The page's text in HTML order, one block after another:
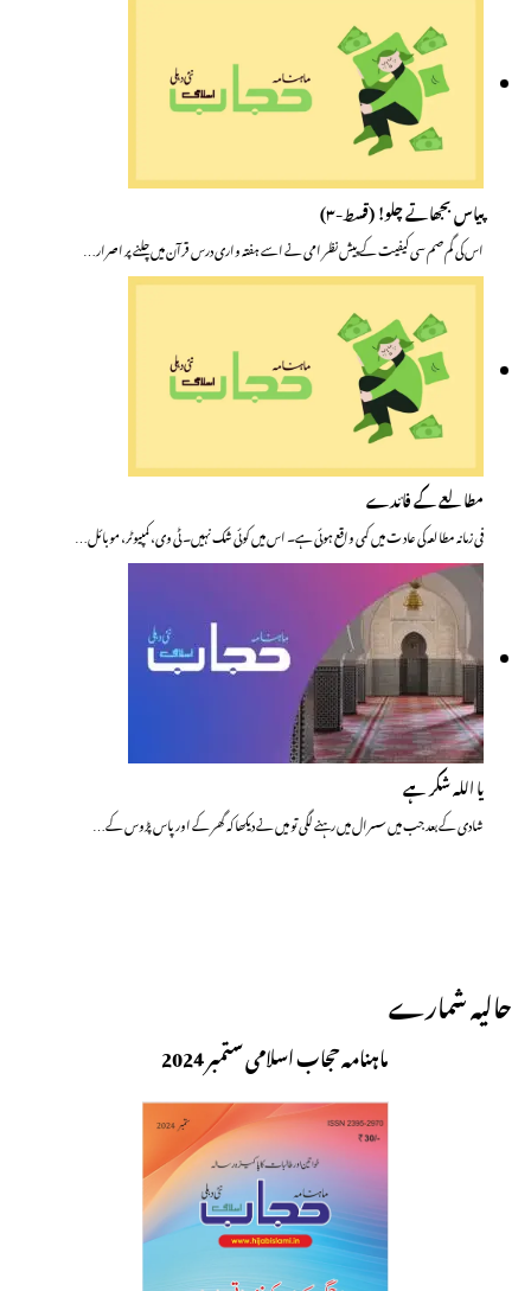
پیاس بجھاتے چلو! (قسط-۳)
اس کی گم صم سی کیفیت کے پیش نظر امی نے اسے ہفتہ واری درس قرآن میں چلنے پر اصرار…
مطالعے کے فائدے
فی زمانہ مطالعہ کی عاد ت میں کمی واقع ہوئی ہے۔ اس میں کوئی شک نہیں۔ ٹی وی، کمپیوٹر، موبائل…
یا اللہ شکر ہے
شادی کے بعد جب میں سسرال میں رہنے لگی تو میں نے دیکھا کہ گھر کے اور پاس پڑوس کے…
حالیہ شمارے
ماہنامہ حجاب اسلامی ستمبر 2024